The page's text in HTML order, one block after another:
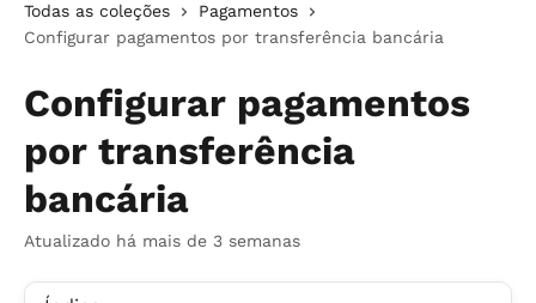
Todas as coleções
Pagamentos
Configurar pagamentos por transferência bancária
Configurar pagamentos
por transferência
bancária
Atualizado há mais de 3 semanas